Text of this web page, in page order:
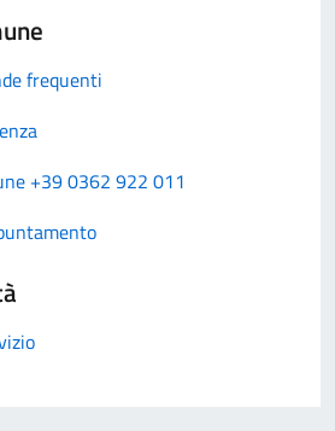
frequenti
+39 0362 922 011